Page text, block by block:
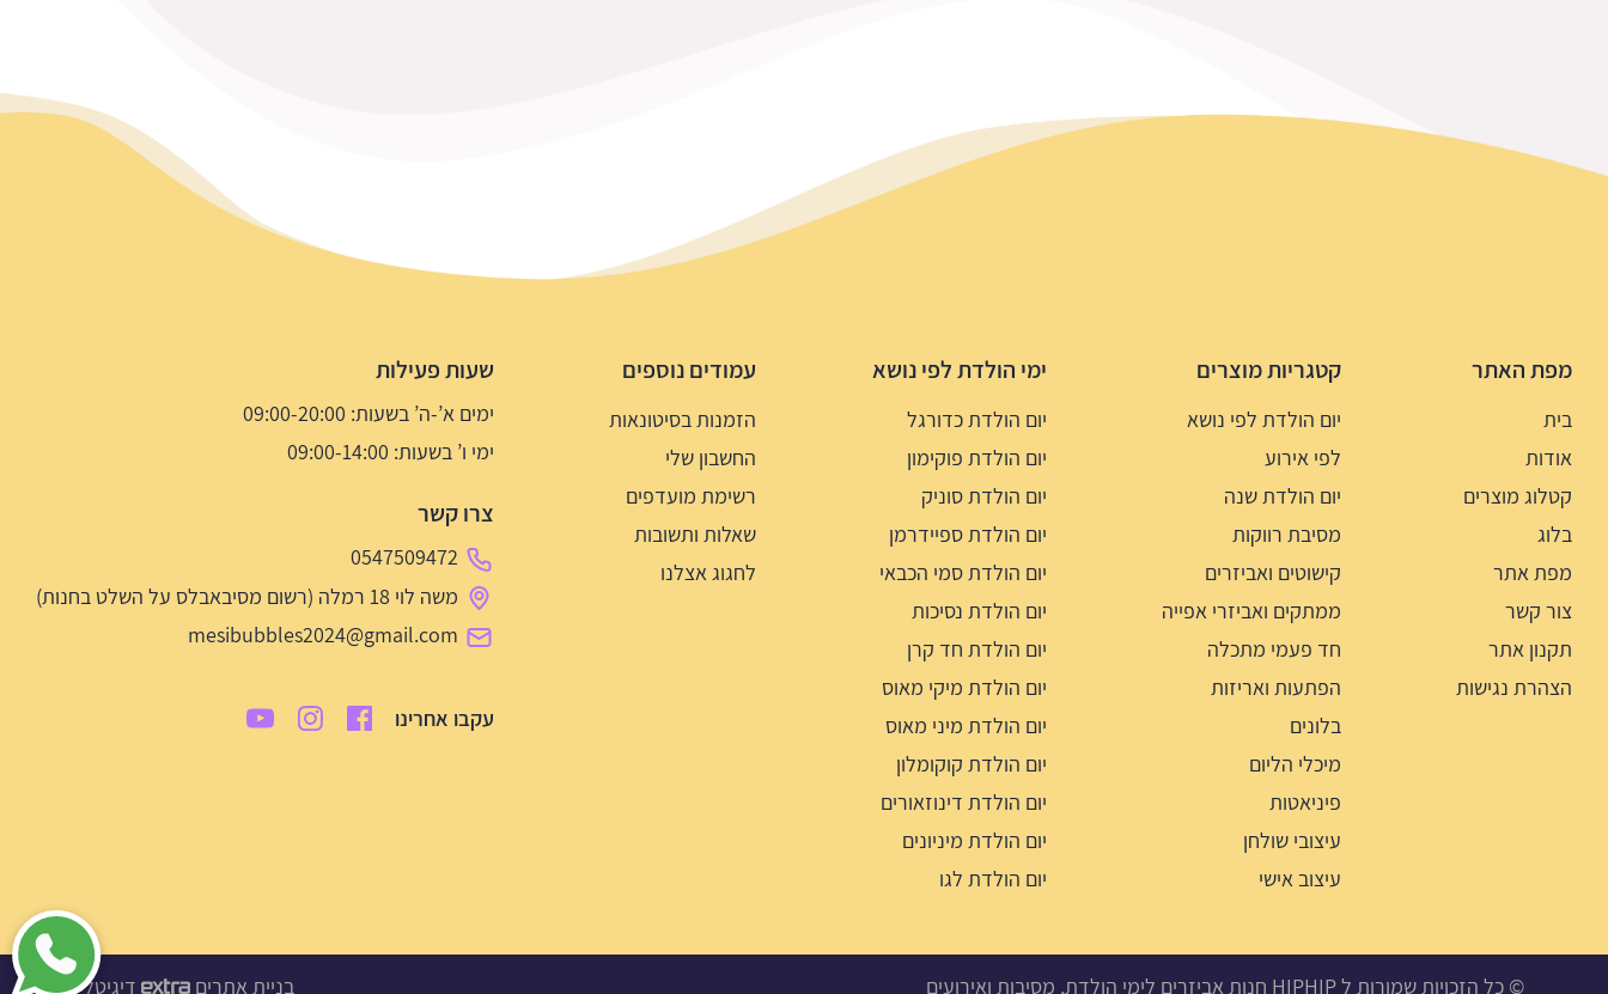
מפת האתר
בית
אודות
קטלוג מוצרים
בלוג
מפת אתר
צור קשר
תקנון אתר
הצהרת נגישות
קטגריות מוצרים
יום הולדת לפי נושא
לפי אירוע
יום הולדת שנה
מסיבת רווקות
קישוטים ואביזרים
ממתקים ואביזרי אפייה
חד פעמי מתכלה
הפתעות ואריזות
בלונים
מיכלי הליום
פיניאטות
עיצובי שולחן
עיצוב אישי
ימי הולדת לפי נושא
יום הולדת כדורגל
יום הולדת פוקימון
יום הולדת סוניק
יום הולדת ספיידרמן
יום הולדת סמי הכבאי
יום הולדת נסיכות
יום הולדת חד קרן
יום הולדת מיקי מאוס
יום הולדת מיני מאוס
יום הולדת קוקומלון
יום הולדת דינוזאורים
יום הולדת מיניונים
יום הולדת לגו
עמודים נוספים
הזמנות בסיטונאות
החשבון שלי
רשימת מועדפים
שאלות ותשובות
לחגוג אצלנו
שעות פעילות
ימים א’-ה’ בשעות: 09:00-20:00
ימי ו’ בשעות: 09:00-14:00
צרו קשר
0547509472
משה לוי 18 רמלה (רשום מסיבאבלס על השלט בחנות)
mesibubbles2024@gmail.com
עקבו אחרינו
© כל הזכויות שמורות ל HIPHIP חנות אביזרים לימי הולדת, מסיבות ואירועים בניית אתרים דיגיטל